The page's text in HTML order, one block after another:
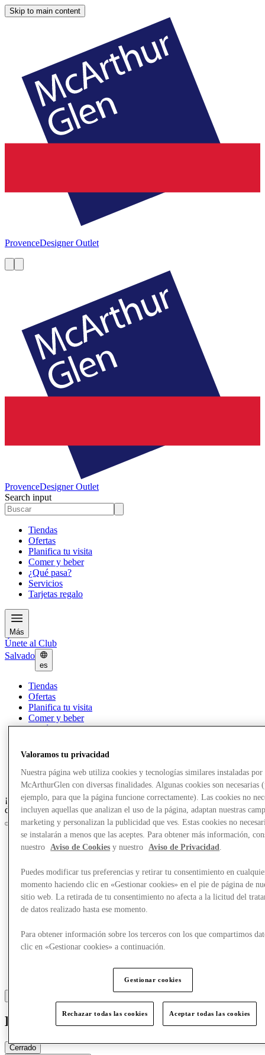
Skip to main content
ProvenceDesigner Outlet
ProvenceDesigner Outlet
Search input
Tiendas
Ofertas
Planifica tu visita
Comer y beber
¿Qué pasa?
Servicios
Tarjetas regalo
Más
Únete al Club
Salvado
es
Tiendas
Ofertas
Planifica tu visita
Comer y beber
¿Qué pasa?
Tarjetas regalo
Más
¡Crazy Days, acceso anticipado el 25 de marzo para los miembros
del Club!Únete ahora
Kids around
Cerrado
Valoramos tu privacidad
Nuestra página web utiliza cookies y tecnologías similares instaladas por
McArthurGlen con diversas finalidades. Algunas cookies son necesarias
ejemplo, para que la página funcione correctamente). Las cookies no
incluyen aquellas que analizan el uso de la página, adaptan nuestras
marketing y personalizan la publicidad que ves. Estas cookies no
se instalarán a menos que las aceptes. Para obtener más información,
nuestro
Aviso de Cookies y nuestro Aviso de Privacidad
Puedes modificar tus preferencias y retirar tu consentimiento en
momento haciendo clic en «Gestionar cookies» en el pie de página de
sitio web. La retirada de tu consentimiento no afecta a la licitud del
de datos realizado hasta ese momento.
Para obtener información sobre los terceros con los que compartimos
clic en «Gestionar cookies» a continuación.
Gestionar cookies
Rechazar todas las cookies Aceptar todas las cookies